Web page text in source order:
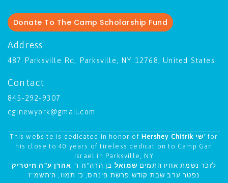
Donate To The Camp Scholarship Fund
Address
487 Parksville Rd, Parksville, NY 12768, United States
Contact
845-292-9307
cginewyork@gmail.com
This website is dedicated in honor of Hershey Chitrik שי' for
his close to 40 years of tireless dedication to Camp Gan
Israel in Parksville, NY
לזכר נשמת אחיו התמים שמואל בן הרה"ח ר' אהרן ע"ה חיטריק
נפטר ערב שבת קודש פרשת פינחס, כ' תמוז, ה'תשמ"ז